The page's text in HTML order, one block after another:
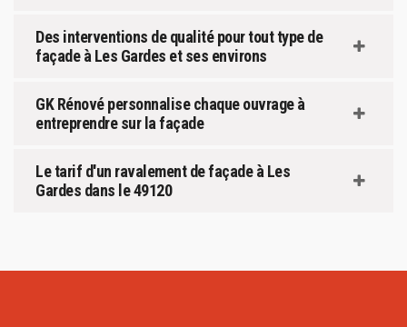
Des interventions de qualité pour tout type de
façade à Les Gardes et ses environs
GK Rénové personnalise chaque ouvrage à
entreprendre sur la façade
Le tarif d'un ravalement de façade à Les
Gardes dans le 49120